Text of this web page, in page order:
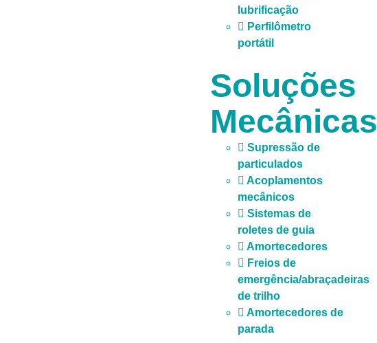
lubrificação
Perfilômetro
portátil
Soluções
Mecânicas
Supressão de
particulados
Acoplamentos
mecânicos
Sistemas de
roletes de guia
Amortecedores
Freios de
emergência/abraçadeiras
de trilho
Amortecedores de
parada